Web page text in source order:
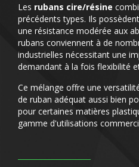
Les rubans cire/résine
précédents types. Ils
une résistance modérée aux
rubans conviennent à de
industrielles nécessitant une
demandant à la fois flexibilité
Ce mélange offre une
de ruban adéquat aussi bien
pour certaines matières
gamme d'utilisations